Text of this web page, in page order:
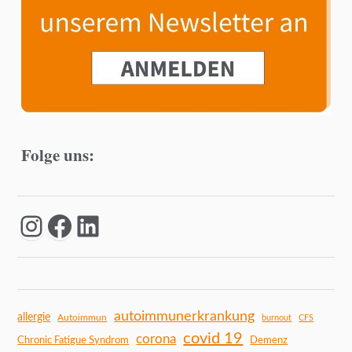
Folge uns:
allergie Autoimmun autoimmunerkrankung burnout CFS
Chronic Fatigue Syndrom corona covid 19 Demenz